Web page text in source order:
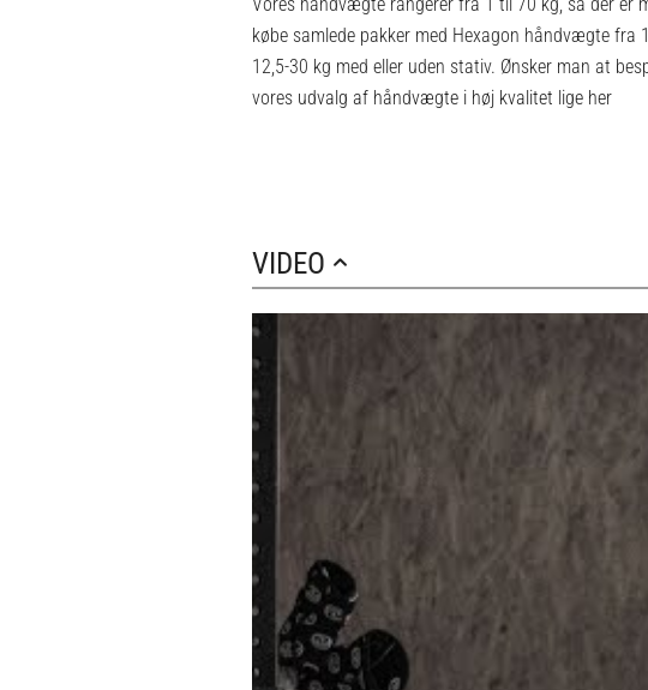
købe samlede pakker med Hexagon håndvægte fra
12,5-30 kg med eller uden stativ. Ønsker man at
vores udvalg af håndvægte i høj kvalitet lige her
VIDEO